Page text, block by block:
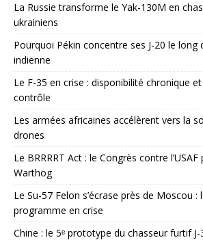
La Russie transforme le Yak-130M en
ukrainiens
Pourquoi Pékin concentre ses J-20 le long
indienne
Le F-35 en crise : disponibilité chronique
contrôle
Les armées africaines accélèrent vers la
drones
Le BRRRRT Act : le Congrès contre
Warthog
Le Su-57 Felon s’écrase près de Moscou :
programme en crise
Chine : le 5ᵉ prototype du chasseur furtif J-